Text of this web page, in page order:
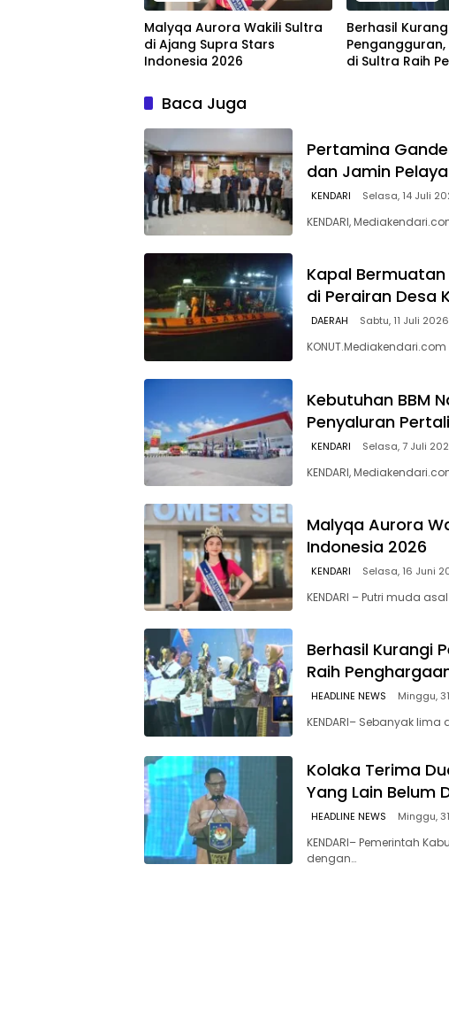
Malyqa Aurora Wakili Sultra
di Ajang Supra Stars
Indonesia 2026
Berhasil
Pengangguran,
di Sultra Raih
Baca Juga
Pertamina
dan Jamin
KENDARI Selasa, 14 Juli
KENDARI,
Kapal
di Perairan Desa
DAERAH Sabtu, 11 Juli 2026
Kebutuhan BBM
Penyaluran
KENDARI Selasa, 7 Juli
KENDARI,
Malyqa Aurora
Indonesia 2026
KENDARI Selasa, 16 Juni
KENDARI – Putri muda
Berhasil Kurangi
Raih
HEADLINE NEWS Minggu,
KENDARI– Sebanyak
Kolaka Terima
Yang Lain Belum
HEADLINE NEWS Minggu,
KENDARI– Pemerintah
dengan…